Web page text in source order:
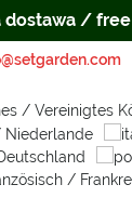
dostawa /